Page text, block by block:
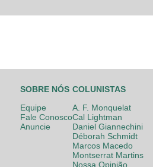
SOBRE NÓS
Equipe
Fale Conosco
Anuncie
COLUNISTAS
A. F. Monquelat
Cal Lightman
Daniel Giannechini
Déborah Schmidt
Marcos Macedo
Montserrat Martins
Nossa Opinião